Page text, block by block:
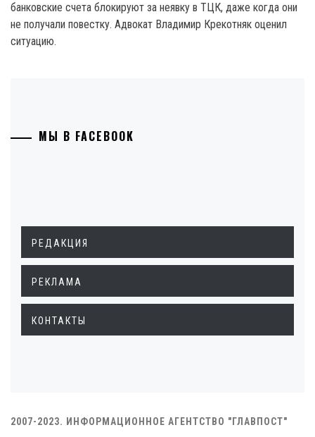
банковские счета блокируют за неявку в ТЦК, даже когда они
не получали повестку. Адвокат Владимир Крекотняк оценил
ситуацию.
МЫ В FACEBOOK
РЕДАКЦИЯ
РЕКЛАМА
КОНТАКТЫ
2007-2023. ИНФОРМАЦИОННОЕ АГЕНТСТВО "ГЛАВПОСТ"